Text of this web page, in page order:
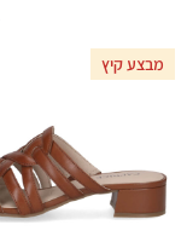
מבצע קיץ